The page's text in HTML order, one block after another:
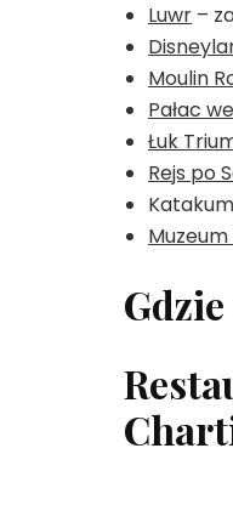
Luwr –
Moulin
Pałac
Łuk
Rejs po
Muzeum